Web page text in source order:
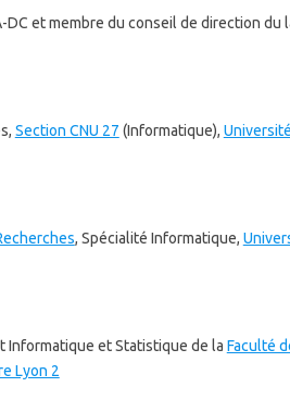
DC et membre du conseil de direction du
Section CNU 27 (Informatique),
, Spécialité Informatique,
Informatique et Statistique de la Faculté
Lyon 2